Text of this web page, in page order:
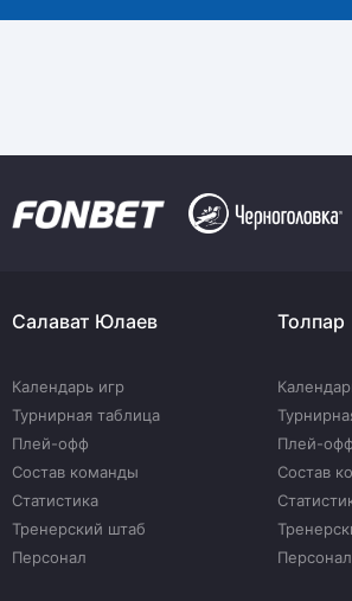
Салават Юлаев
Календарь игр
Турнирная таблица
Плей-офф
Состав команды
Статистика
Тренерский штаб
Персонал
Толпар
Плей-офф
Состав
Персонал